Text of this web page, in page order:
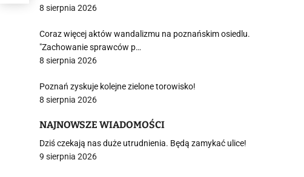
8 sierpnia 2026
Coraz więcej aktów wandalizmu na poznańskim osiedlu.
"Zachowanie sprawców p…
8 sierpnia 2026
Poznań zyskuje kolejne zielone torowisko!
8 sierpnia 2026
NAJNOWSZE WIADOMOŚCI
Dziś czekają nas duże utrudnienia. Będą zamykać ulice!
9 sierpnia 2026